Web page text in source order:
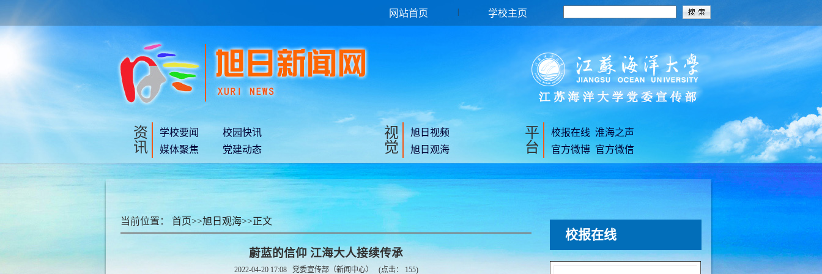
网站首页 学校主页
资
讯
学校要闻
校园快讯
媒体聚焦
党建动态
视
觉
旭日视频
旭日观海
平
台
校报在线 淮海之声
官方微博 官方微信
当前位置： 首页>>旭日观海>>正文
蔚蓝的信仰 江海大人接续传承
2022-04-20 17:08 党委宣传部（新闻中心） (点击： 155)
校报在线